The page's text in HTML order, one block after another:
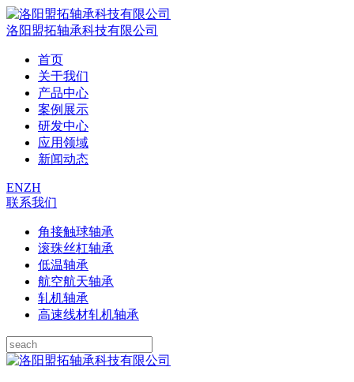
洛阳盟拓轴承科技有限公司
首页
关于我们
产品中心
案例展示
研发中心
应用领域
新闻动态
ENZH
联系我们
角接触球轴承
滚珠丝杠轴承
低温轴承
航空航天轴承
轧机轴承
高速线材轧机轴承